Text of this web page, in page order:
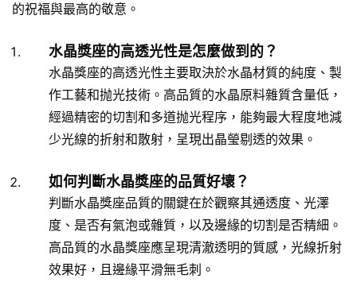
的祝福與最高的敬意。
水晶獎座的高透光性是怎麼做到的？
水晶獎座的高透光性主要取決於水晶材質的純度、製
作工藝和抛光技術。高品質的水晶原料雜質含量低，
經過精密的切割和多道抛光程序，能夠最大程度地減
少光線的折射和散射，呈現出晶瑩剔透的效果。
如何判斷水晶獎座的品質好壞？
判斷水晶獎座品質的關鍵在於觀察其通透度、光澤
度、是否有氣泡或雜質，以及邊緣的切割是否精細。
高品質的水晶獎座應呈現清澈透明的質感，光線折射
效果好，且邊緣平滑無毛刺。